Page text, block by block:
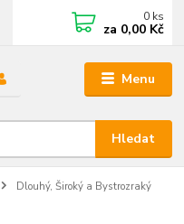
Menu
Hledat
0 ks
za 0,00 Kč
Dlouhý, Široký a Bystrozraký